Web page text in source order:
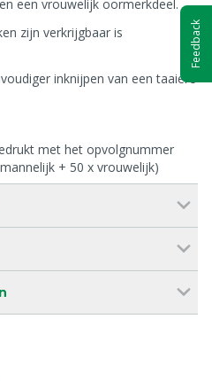
een vrouwelijk oormerkdeel.
zijn verkrijgbaar is
inknijpen van een taaiere
met het opvolgnummer
+ 50 x vrouwelijk)
Feedback